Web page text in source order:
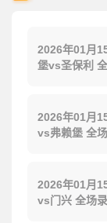
2026年01月
堡vs圣保利
2026年01月
vs弗赖堡 全
2026年01月
vs门兴 全场